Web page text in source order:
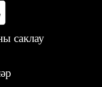
саклау